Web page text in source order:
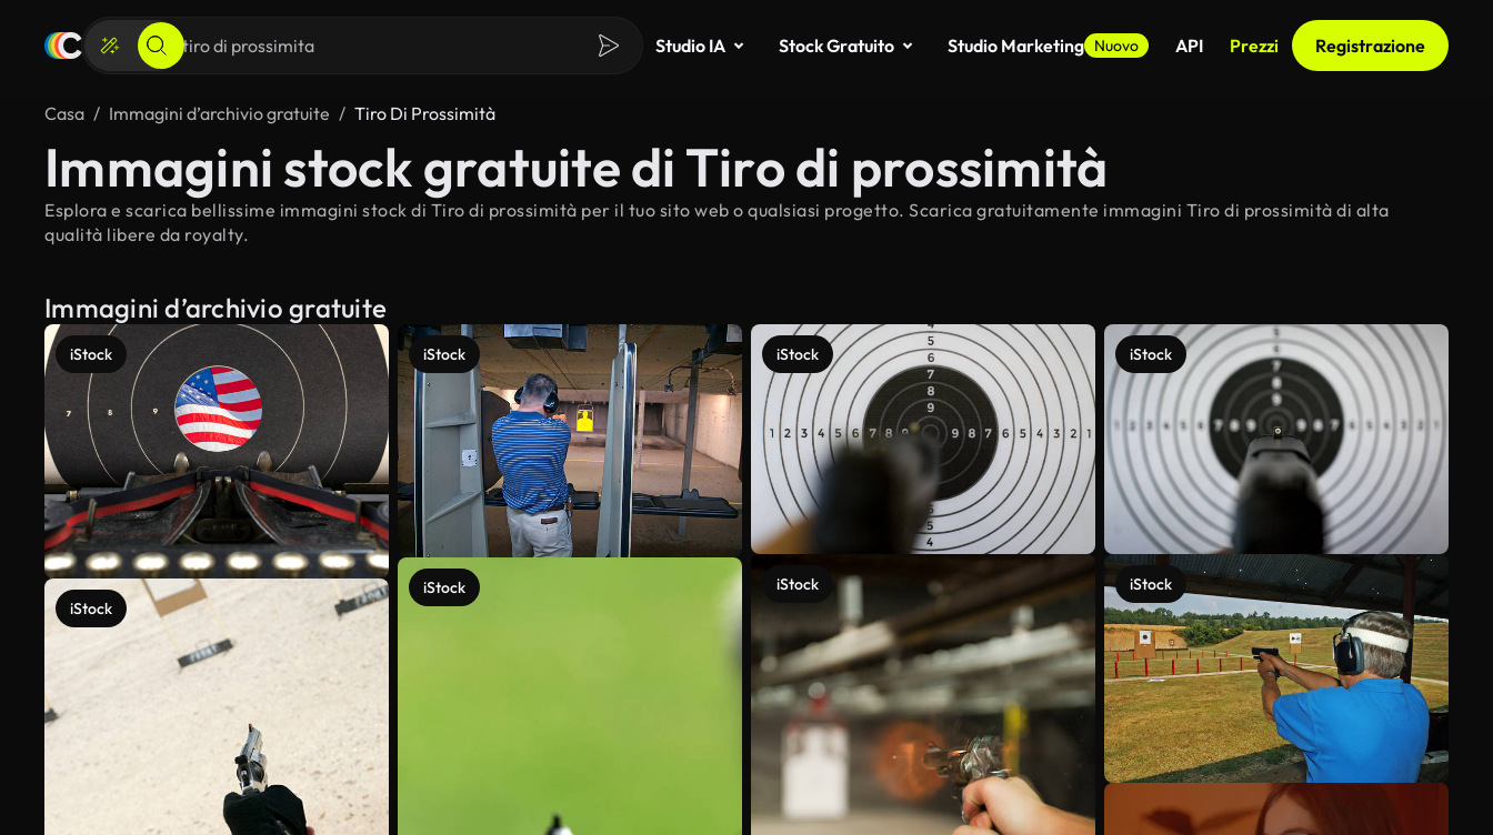
Studio IA Stock Gratuito Studio Marketing Nuovo API Prezzi Registrazione
Casa Immagini d’archivio gratuite Tiro Di Prossimità
Immagini stock gratuite di Tiro di prossimità
Esplora e scarica bellissime immagini stock di Tiro di prossimità per il tuo sito web o qualsiasi progetto. Scarica gratuitamente immagini Tiro di prossimità di alta
qualità libere da royalty.
Immagini d’archivio gratuite
iStock
iStock
iStock
iStock
iStock
iStock
iStock
iStock